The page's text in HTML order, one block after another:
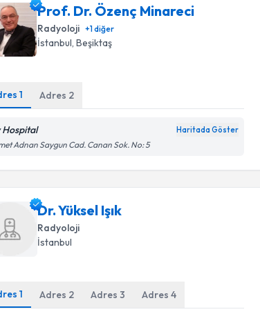
Prof. Dr. Özenç Minareci
Radyoloji +1diğer
İstanbul , Beşiktaş
1 Adres 2
Hospital Haritada Göster
Adnan Saygun Cad. Canan Sok. No: 5
Dr. Yüksel Işık
Radyoloji
İstanbul
1 Adres 2 Adres3 Adres4